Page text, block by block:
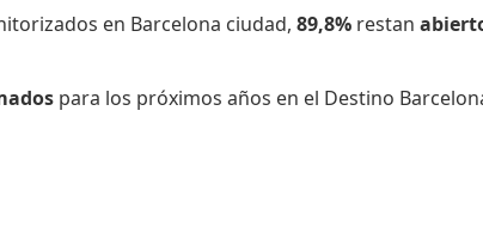
en Barcelona ciudad, 89,8% restan
para los próximos años en el Destino